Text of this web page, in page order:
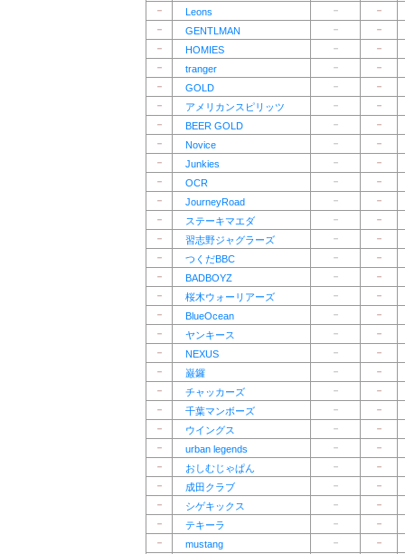
－
Leons －
－
－
GENTLMAN －
－
－
HOMIES －
－
－
tranger －
－
－
GOLD －
－
－
アメリカンスピリッツ －
－
－
BEER GOLD －
－
－
Novice －
－
－
Junkies －
－
－
OCR －
－
－
JourneyRoad －
－
－
ステーキマエダ －
－
－
習志野ジャグラーズ －
－
－
つくだBBC －
－
－
BADBOYZ －
－
－
桜木ウォーリアーズ －
－
－
BlueOcean －
－
－
ヤンキース －
－
－
NEXUS －
－
－
巌鑼 －
－
－
チャッカーズ －
－
－
千葉マンボーズ －
－
－
ウイングス －
－
－
urban legends －
－
－
おしむじゃぱん －
－
－
成田クラブ －
－
－
シゲキックス －
－
－
テキーラ －
－
－
mustang － －